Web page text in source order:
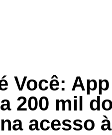
Você:
200 mil
acesso